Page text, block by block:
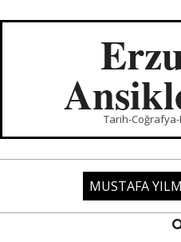
Tarih-
MUSTAFA